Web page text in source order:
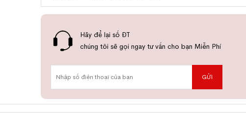
Hãy để lại số ĐT
chúng tôi sẽ gọi ngay tư vấn cho bạn Miễn Phí